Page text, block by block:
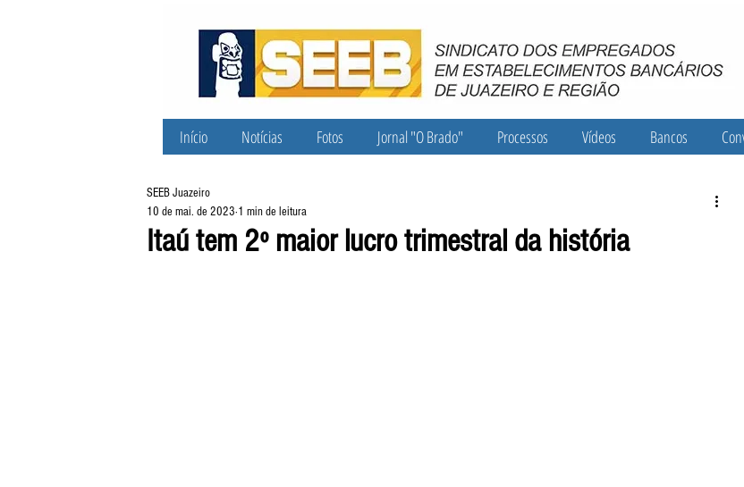
Início Notícias Fotos Jornal "O Brado" Processos Vídeos Bancos
Itaú tem 2º maior lucro trimestral da história
SEEB Juazeiro
10 de mai. de 2023 1 min de leitura